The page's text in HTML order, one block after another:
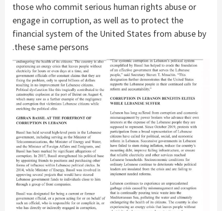
those who commit serious human rights abuse or
engage in corruption, as well as to protect the
financial system of the United States from abuse by
these same persons.